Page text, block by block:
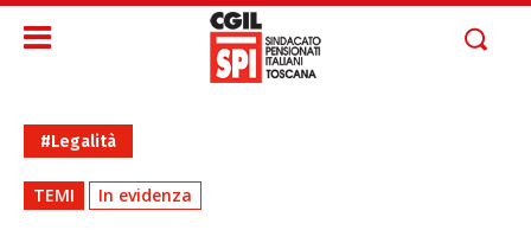
#Legalità
TEMI In evidenza